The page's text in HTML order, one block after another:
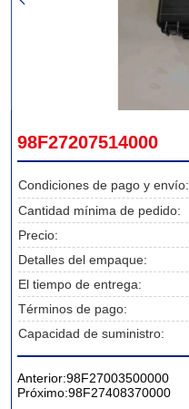
98F27207514000
Condiciones de pago y envío:
Cantidad mínima de pedido:
Precio:
Detalles del empaque:
El tiempo de entrega:
Términos de pago:
Capacidad de suministro:
Anterior:98F27003500000
Próximo:98F27408370000